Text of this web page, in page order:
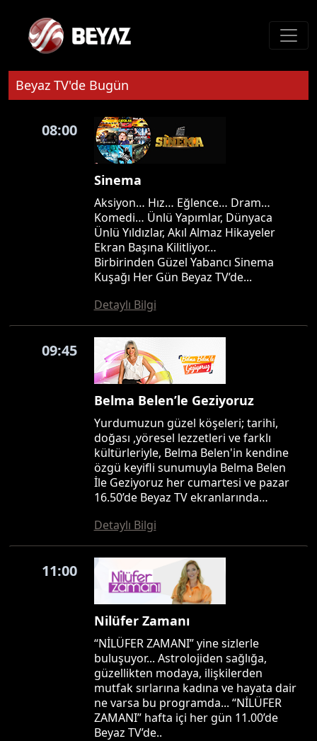
Beyaz TV'de Bugün
08:00
Sinema
Aksiyon… Hız… Eğlence… Dram…
Komedi… Ünlü Yapımlar, Dünyaca
Ünlü Yıldızlar, Akıl Almaz Hikayeler
Ekran Başına Kilitliyor…
Birbirinden Güzel Yabancı Sinema
Kuşağı Her Gün Beyaz TV’de...
Detaylı Bilgi
09:45
Belma Belen’le Geziyoruz
Yurdumuzun güzel köşeleri; tarihi,
doğası ,yöresel lezzetleri ve farklı
kültürleriyle, Belma Belen'in kendine
özgü keyifli sunumuyla Belma Belen
İle Geziyoruz her cumartesi ve pazar
16.50’de Beyaz TV ekranlarında…
Detaylı Bilgi
11:00
Nilüfer Zamanı
“NİLÜFER ZAMANI” yine sizlerle
buluşuyor... Astrolojiden sağlığa,
güzellikten modaya, ilişkilerden
mutfak sırlarına kadına ve hayata dair
ne varsa bu programda... “NİLÜFER
ZAMANI” hafta içi her gün 11.00’de
Beyaz TV’de..